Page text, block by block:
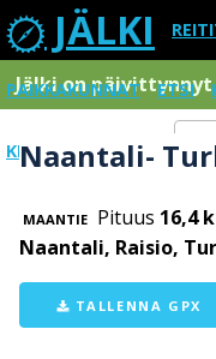
JÄLKI
PAIKKAKUNNAT ETSI
KIRJAUDU SISÄÄN
Jälki on päivittynnyt
Naantali-
MAANTIE Pituus 16,4
Naantali, Raisio,
TALLENNA GPX